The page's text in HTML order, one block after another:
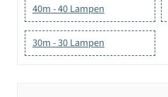
40m - 40 Lampen
30m - 30 Lampen